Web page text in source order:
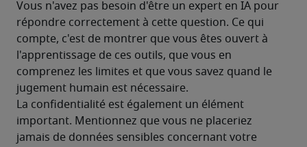
Vous n'avez pas besoin d'être un expert en IA pour
répondre correctement à cette question. Ce qui
compte, c'est de montrer que vous êtes ouvert à
l'apprentissage de ces outils, que vous en
comprenez les limites et que vous savez quand le
jugement humain est nécessaire.
La confidentialité est également un élément
important. Mentionnez que vous ne placeriez
jamais de données sensibles concernant votre